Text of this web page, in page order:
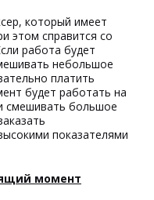
который имеет
этом справится со
работа будет
небольшое
платить
будет работать на
смешивать большое
показателями
момент